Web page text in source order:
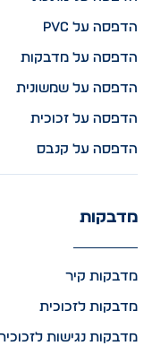
הדפסה על PVC
הדפסה על מדבקות
הדפסה על שמשונית
הדפסה על זכוכית
הדפסה על קנבס
מדבקות
מדבקות קיר
מדבקות לזכוכית
מדבקות נגישות לזכוכית